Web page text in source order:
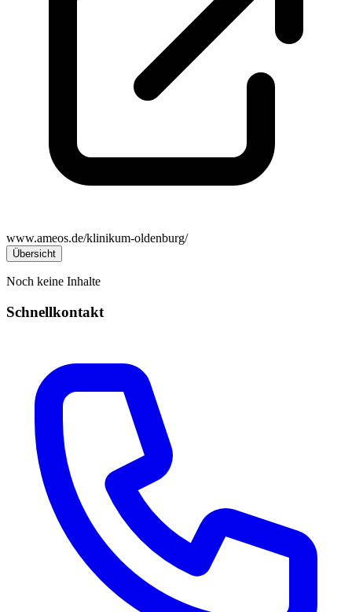
www.ameos.de/klinikum-oldenburg/
Übersicht
Noch keine Inhalte
Schnellkontakt